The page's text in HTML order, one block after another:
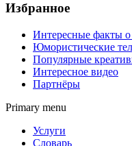
Избранное
Интересные факты
Юмористические
Популярные
Интересное видео
Партнёры
Primary menu
Услуги
Словарь